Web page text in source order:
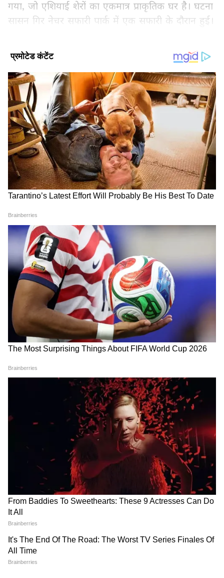
गया, जो एशियाई शेरों का एकमात्र प्राकृतिक घर है। घटना
सासन गिर नेचर सफारी पार्क में एक सफारी के दौरान हुई।
और शेरनी ने अचानक उनके सामने शिकार शुरू कर दिया।
इस पल ने आगंतुकों को स्तब्ध और अवाक कर दिया। कई
पर्यटकों ने सफारी के दौरान इतनी करीबी कार्रवाई कभी
नहीं देखी थी।
A rare and spine-chilling wildlife
incident was witnessed in the Gir
forest, the only home of Asiatic
lions, leaving tourists stunned
during a safari at Sasan Gir Nature
Safari Park.
While tourists were observing
lions from a safari jeep, a lion and
a lioness suddenly launched a…
pic.twitter.com/TmEx8m7Hnb
— Hate Detector 🔍
(@HateDetectors)May 12, 2026
Add Asianetnews Hindi as a Preferred
Source
Image Credit : X/HateDetectors
वायरल वीडियो में शेरनी सफारी जीप के पीछे तेजी से
भागती दिख रही है। उसने तेज रफ्तार से शिकार का पीछा
किया और कुछ ही सेकंड में उसे पकड़ लिया। यह पूरी
शक्तिशाली जानवर माने जाते हैं। हालांकि उन्हें कभी-कभी
जंगल में शिकार करते देखा जाता है, लेकिन पर्यटकों के